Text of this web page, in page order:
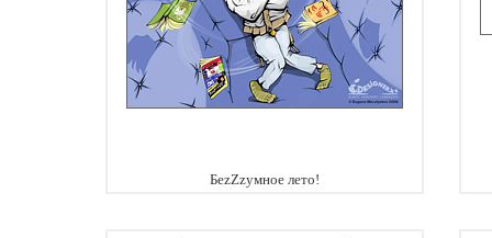
БеzZzумное лето!